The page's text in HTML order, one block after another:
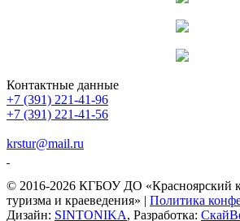
Контактные данные
+7 (391) 221-41-96
+7 (391) 221-41-56
krstur@mail.ru
© 2016-2026 КГБОУ ДО «Красноярский
туризма и краеведения» | Политика
Дизайн: SINTONIKA, Разработка: